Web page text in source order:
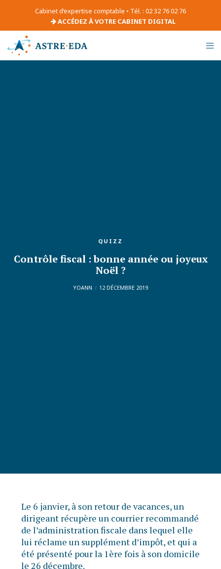
Cabinet d’expertise comptable • Tél. : 02 32 76 02 76
ACCÉDEZ À VOTRE CABINET DIGITAL
QUIZZ
Contrôle fiscal : bonne année ou joyeux
Noël ?
YOANN 12 DÉCEMBRE 2019
Le 6 janvier, à son retour de vacances, un
dirigeant récupère un courrier recommandé
de l’administration fiscale dans lequel elle
lui réclame un supplément d’impôt, et qui a
été présenté pour la 1ère fois à son domicile
le 26 décembre.